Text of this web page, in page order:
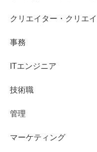
クリエイター・クリエ
事務
ITエンジニア
技術職
管理
マーケティング